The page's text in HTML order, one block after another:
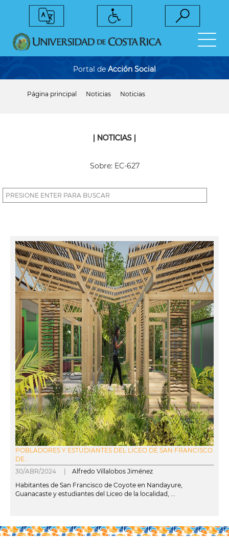
Portal de Acción Social
Página principal Noticias Noticias
| NOTICIAS |
Sobre: EC-627
POBLADORES Y ESTUDIANTES DEL LICEO DE SAN FRANCISCO
DE...
30/ABR/2024 | Alfredo Villalobos Jiménez
Habitantes de San Francisco de Coyote en Nandayure,
Guanacaste y estudiantes del Liceo de la localidad, ...